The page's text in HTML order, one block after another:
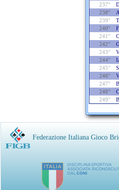
237°
238°
239°
240°
241°
242°
243°
244°
245°
246°
247°
248°
249°
Federazione Italiana Gioco